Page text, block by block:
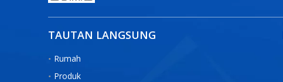
TAUTAN LANGSUNG
Rumah
Produk